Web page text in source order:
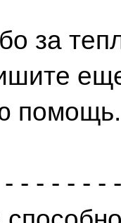
за
- - - - - -